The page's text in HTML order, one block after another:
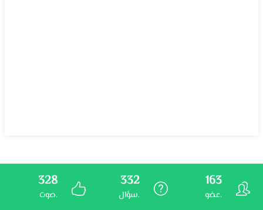
163
عضو.
332
سؤال.
328
صوت.